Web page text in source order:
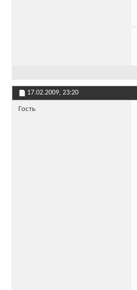
17.02.2009, 23:20
Гость